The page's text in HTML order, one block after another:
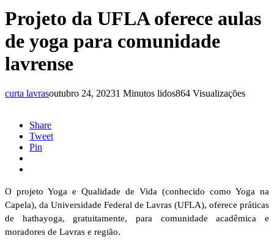
Projeto da UFLA oferece aulas
de yoga para comunidade
lavrense
curta lavrasoutubro 24, 20231 Minutos lidos864 Visualizações
Share
Tweet
Pin
O projeto Yoga e Qualidade de Vida (conhecido como Yoga na
Capela), da Universidade Federal de Lavras (UFLA), oferece práticas
de hathayoga, gratuitamente, para comunidade acadêmica e
moradores de Lavras e região.